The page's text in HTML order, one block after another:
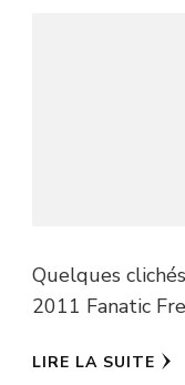
Quelques
2011 Fanatic
LIRE LA SUITE